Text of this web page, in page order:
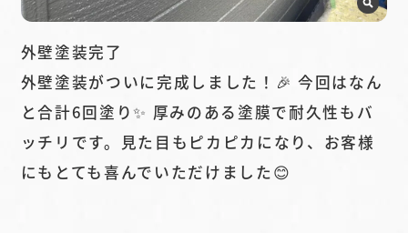
外壁塗装完了
外壁塗装がついに完成しました！🎉 今回はなん
と合計6回塗り✨ 厚みのある塗膜で耐久性もバ
ッチリです。見た目もピカピカになり、お客様
にもとても喜んでいただけました😊